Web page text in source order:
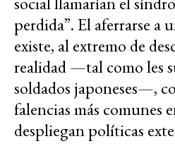
perdida”. El aferrarse a
existe, al extremo de
realidad —tal como les
soldados japoneses—,
falencias más comunes
despliegan políticas